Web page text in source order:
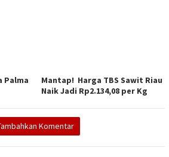
Palma
Mantap! Harga TBS Sawit Riau
Naik Jadi Rp2.134,08 per Kg
Komentar